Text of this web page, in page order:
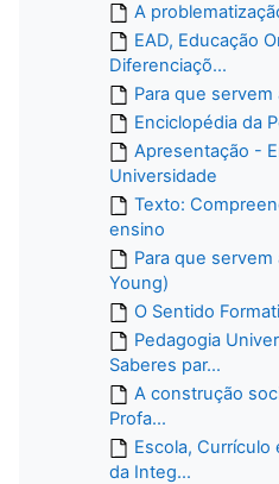
A
EAD, Educação
Diferenciaçõ...
Para que servem
Enciclopédia da
Apresentação -
Universidade
Texto:
ensino
Para que
Young)
O Sentido
Pedagogia
Saberes par...
A construção
Profa...
Escola, Currículo
da Integ...